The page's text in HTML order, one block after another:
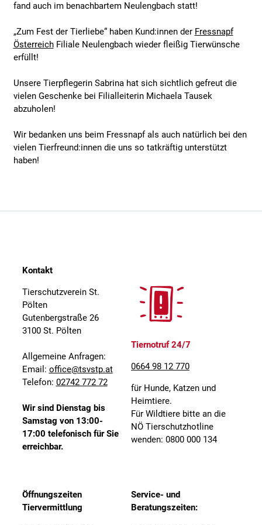
fand auch im benachbartem Neulengbach statt!
„Zum Fest der Tierliebe“ haben Kund:innen der Fressnapf
ÖsterreichFiliale Neulengbach wieder fleißig Tierwünsche
erfüllt!
Unsere Tierpflegerin Sabrina hat sich sichtlich gefreut die
vielen Geschenke bei Filialleiterin Michaela Tausek
abzuholen!
Wir bedanken uns beim Fressnapf als auch natürlich bei den
vielen Tierfreund:innen die uns so tatkräftig unterstützt
haben!
Kontakt
Tierschutzverein St.
Pölten
Gutenbergstraße 26
3100 St. Pölten
Allgemeine Anfragen:
Email: office@tsvstp.at
Telefon: 02742 772 72
Wir sind Dienstag bis
Samstag von 13:00-
17:00 telefonisch für Sie
erreichbar.
Tiernotruf 24/7
0664 98 12 770
für Hunde, Katzen und
Heimtiere.
Für Wildtiere bitte an die
NÖ Tierschutzhotline
wenden: 0800 000 134
Öffnungszeiten
Tiervermittlung
Service- und
Beratungszeiten: